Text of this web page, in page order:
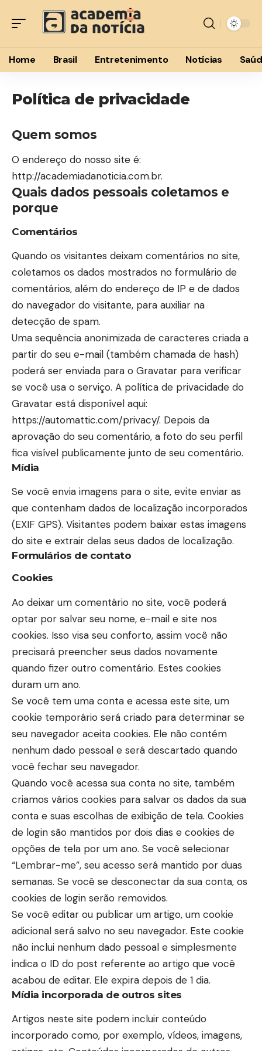
Home Brasil Entretenimento Notícias
Política de privacidade
Quem somos
O endereço do nosso site é:
http://academiadanoticia.com.br.
Quais dados pessoais coletamos e
porque
Comentários
Quando os visitantes deixam comentários no site,
coletamos os dados mostrados no formulário de
comentários, além do endereço de IP e de dados
do navegador do visitante, para auxiliar na
detecção de spam.
Uma sequência anonimizada de caracteres criada a
partir do seu e-mail (também chamada de hash)
poderá ser enviada para o Gravatar para verificar
se você usa o serviço. A política de privacidade do
Gravatar está disponível aqui:
https://automattic.com/privacy/. Depois da
aprovação do seu comentário, a foto do seu perfil
fica visível publicamente junto de seu comentário.
Mídia
Se você envia imagens para o site, evite enviar as
que contenham dados de localização incorporados
(EXIF GPS). Visitantes podem baixar estas imagens
do site e extrair delas seus dados de localização.
Formulários de contato
Cookies
Ao deixar um comentário no site, você poderá
optar por salvar seu nome, e-mail e site nos
cookies. Isso visa seu conforto, assim você não
precisará preencher seus dados novamente
quando fizer outro comentário. Estes cookies
duram um ano.
Se você tem uma conta e acessa este site, um
cookie temporário será criado para determinar se
seu navegador aceita cookies. Ele não contém
nenhum dado pessoal e será descartado quando
você fechar seu navegador.
Quando você acessa sua conta no site, também
criamos vários cookies para salvar os dados da sua
conta e suas escolhas de exibição de tela. Cookies
de login são mantidos por dois dias e cookies de
opções de tela por um ano. Se você selecionar
“Lembrar-me”, seu acesso será mantido por duas
semanas. Se você se desconectar da sua conta, os
cookies de login serão removidos.
Se você editar ou publicar um artigo, um cookie
adicional será salvo no seu navegador. Este cookie
não inclui nenhum dado pessoal e simplesmente
indica o ID do post referente ao artigo que você
acabou de editar. Ele expira depois de 1 dia.
Mídia incorporada de outros sites
Artigos neste site podem incluir conteúdo
incorporado como, por exemplo, vídeos, imagens,